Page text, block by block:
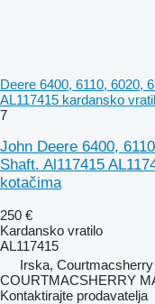
Deere 6400, 6110, 6020,
AL117415 kardansko
7
John Deere 6400,
Shaft. Al117415
kotačima
250 €
Kardansko vratilo
AL117415
Irska, Courtmacsherry
COURTMACSHERRY
Kontaktirajte prodavatelja